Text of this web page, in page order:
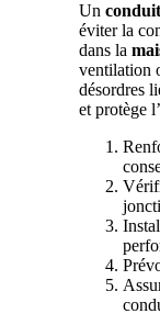
Un conduit
éviter la
dans la
ventilation
désordres
et protège l’